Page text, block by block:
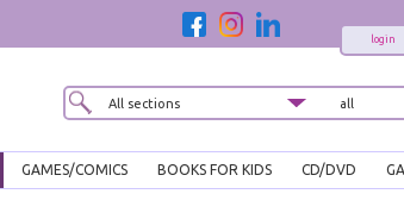
login
GAMES/COMICS BOOKS FOR KIDS CD/DVD